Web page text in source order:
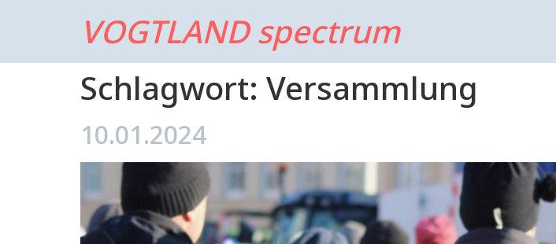
VOGTLAND spectrum
Schlagwort: Versammlung
10.01.2024